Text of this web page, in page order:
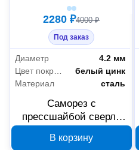
2280 ₽4000 ₽
Под заказ
Диаметр
4.2 мм
белый цинк
Материал
сталь
Саморез с
прессшайбой сверло
ГОСТ 4,2x19 1000 шт
В корзину